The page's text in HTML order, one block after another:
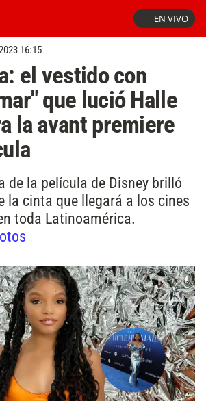
EN VIVO
16:15
el vestido con
que lució Halle
la avant premiere
de la película de Disney brilló
la cinta que llegará a los cines
toda Latinoamérica.